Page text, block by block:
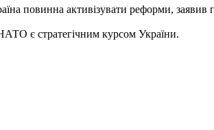
повинна активізувати реформи, заявив
є стратегічним курсом України.